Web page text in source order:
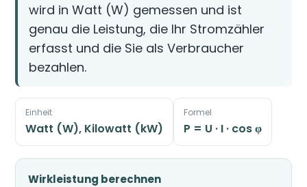
wird in Watt (W) gemessen und ist
genau die Leistung, die Ihr Stromzähler
erfasst und die Sie als Verbraucher
bezahlen.
Einheit
Watt (W), Kilowatt (kW)
Formel
P = U · I · cos φ
Wirkleistung berechnen